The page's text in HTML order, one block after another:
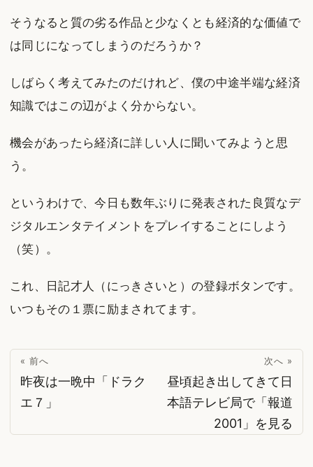
そうなると質の劣る作品と少なくとも経済的な価値で
は同じになってしまうのだろうか？
しばらく考えてみたのだけれど、僕の中途半端な経済
知識ではこの辺がよく分からない。
機会があったら経済に詳しい人に聞いてみようと思
う。
というわけで、今日も数年ぶりに発表された良質なデ
ジタルエンタテイメントをプレイすることにしよう
（笑）。
これ、日記才人（にっきさいと）の登録ボタンです。
いつもその１票に励まされてます。
« 前へ
昨夜は一晩中「ドラク
エ７」
次へ »
昼頃起き出してきて日
本語テレビ局で「報道
2001」を見る